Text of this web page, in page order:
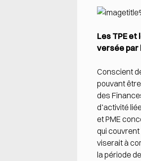
Les TPE
versée par
Conscient
pouvant
des
d’activité
et PME
qui couvrent
viserait à
la période